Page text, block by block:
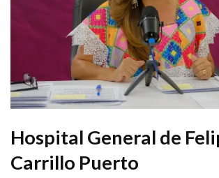
Hospital General de
Carrillo Puerto